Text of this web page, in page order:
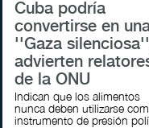
Cuba podría
convertirse en
''Gaza
advierten
de la ONU
Indican que los alimentos
nunca deben utilizarse
instrumento de presión